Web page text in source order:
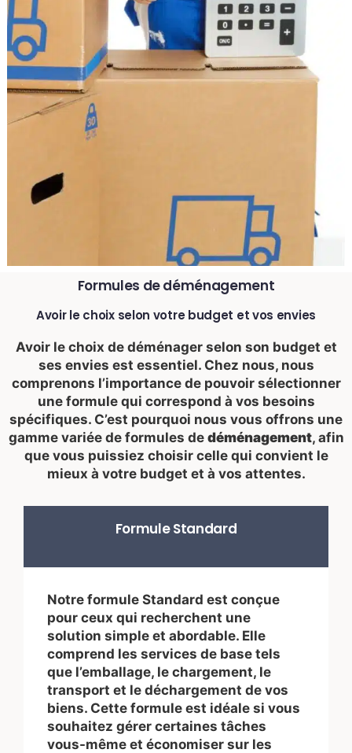
Formules de déménagement
Avoir le choix selon votre budget et vos envies
Avoir le choix de déménager selon son budget et
ses envies est essentiel. Chez nous, nous
comprenons l’importance de pouvoir sélectionner
une formule qui correspond à vos besoins
spécifiques. C’est pourquoi nous vous offrons une
gamme variée de formules de déménagement, afin
que vous puissiez choisir celle qui convient le
mieux à votre budget et à vos attentes.
Formule Standard
Notre formule Standard est conçue
pour ceux qui recherchent une
solution simple et abordable. Elle
comprend les services de base tels
que l’emballage, le chargement, le
transport et le déchargement de vos
biens. Cette formule est idéale si vous
souhaitez gérer certaines tâches
vous-même et économiser sur les